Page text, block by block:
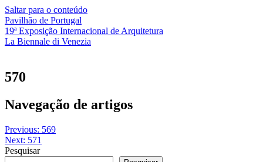
Saltar para o conteúdo
Pavilhão de Portugal
19ª Exposição Internacional de Arquitetura
La Biennale di Venezia
570
Navegação de artigos
Previous: 569
Next: 571
Pesquisar